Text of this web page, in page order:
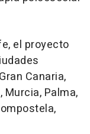
el proyecto
Canaria,
Murcia, Palma,